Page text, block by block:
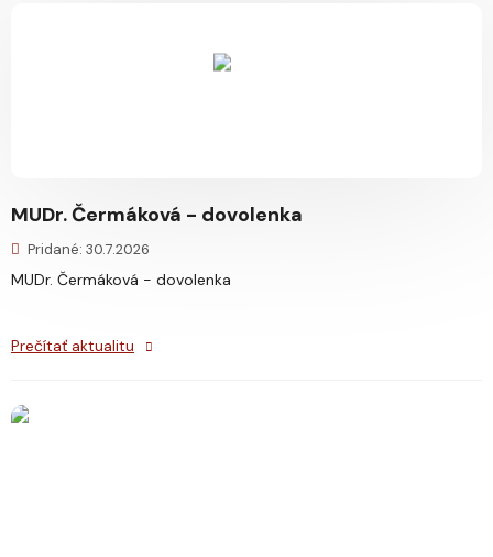
MUDr. Čermáková - dovolenka
Pridané: 30.7.2026
MUDr. Čermáková - dovolenka
Prečítať aktualitu